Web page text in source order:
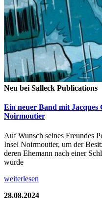
Neu bei Salleck Publications
Ein neuer Band mit Jacques
Noirmoutier
Auf Wunsch seines Freundes
Insel Noirmoutier, um der
deren Ehemann nach einer
wurde
weiterlesen
28.08.2024